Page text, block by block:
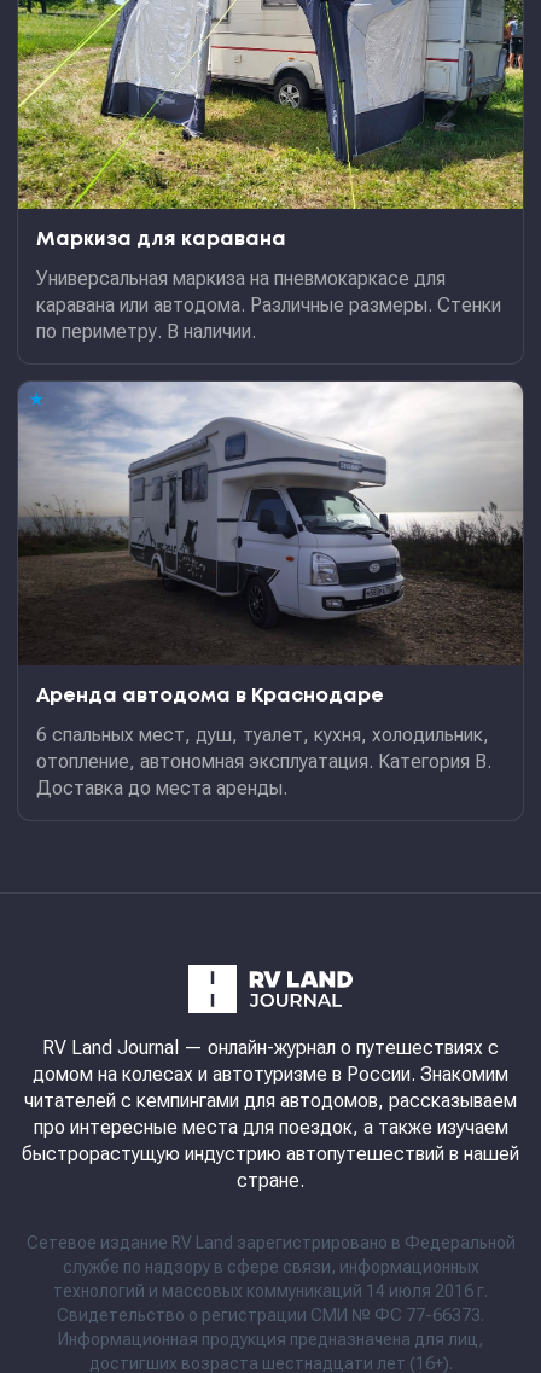
Маркиза для каравана
Универсальная маркиза на пневмокаркасе для
каравана или автодома. Различные размеры. Стенки
по периметру. В наличии.
★
Аренда автодома в Краснодаре
6 спальных мест, душ, туалет, кухня, холодильник,
отопление, автономная эксплуатация. Категория В.
Доставка до места аренды.
RV Land Journal — онлайн-журнал о путешествиях с
домом на колесах и автотуризме в России. Знакомим
читателей с кемпингами для автодомов, рассказываем
про интересные места для поездок, а также изучаем
быстрорастущую индустрию автопутешествий в нашей
стране.
Сетевое издание RV Land зарегистрировано в Федеральной
службе по надзору в сфере связи, информационных
технологий и массовых коммуникаций 14 июля 2016 г.
Свидетельство о регистрации СМИ № ФС 77-66373.
Информационная продукция предназначена для лиц,
достигших возраста шестнадцати лет (16+).